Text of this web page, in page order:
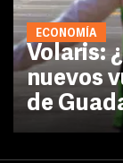
ECONOMÍA
Volaris:
nuevos
de